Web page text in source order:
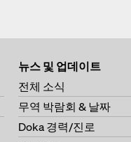
뉴스 및 업데이트
전체 소식
무역 박람회 & 날짜
Doka 경력/진로